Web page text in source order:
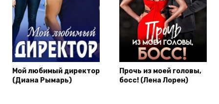
Мой любимый директор
(Диана Рымарь)
Прочь из моей головы,
босс! (Лена Лорен)